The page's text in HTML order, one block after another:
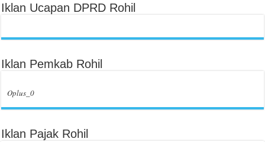
Iklan Ucapan DPRD Rohil
Iklan Pemkab Rohil
Oplus_0
Iklan Pajak Rohil